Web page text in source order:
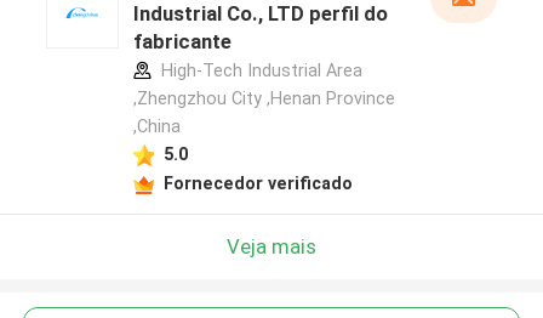
Industrial Co., LTD perfil do
fabricante
High-Tech Industrial Area
,Zhengzhou City ,Henan Province
,China
5.0
Fornecedor verificado
Veja mais